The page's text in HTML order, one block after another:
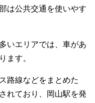
は公共交通を使いやす
いエリアでは、車があ
ます。
路線などをまとめた
れており、岡山駅を発